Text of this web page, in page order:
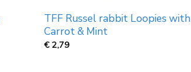
TFF Russel rabbit Loopies with
Carrot & Mint
€2,79